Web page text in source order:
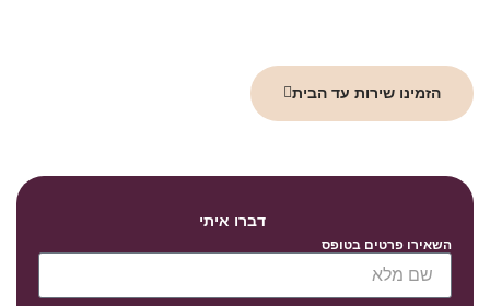
הזמינו שירות עד הבית
דברו איתי
השאירו פרטים בטופס